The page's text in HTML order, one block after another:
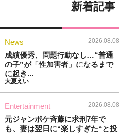
新着記事
News 2026.08.08
成績優秀、問題行動なし…“普通
の子”が「性加害者」になるまで
に起き...
大夏えい
Entertainment 2026.08.08
元ジャンポケ斉藤に求刑7年で
も、妻は翌日に“楽しすぎた“と投